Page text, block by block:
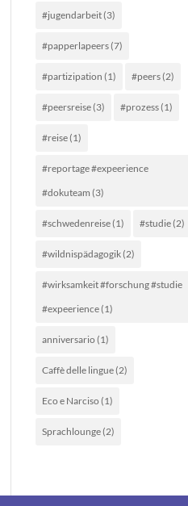
#jugendarbeit(3)
#papperlapeers(7)
#partizipation (1) #peers(2)
#peersreise(3) #prozess(1)
#reise(1)
#reportage #expeerience
#dokuteam (3)
#schwedenreise(1) #studie(2)
#wildnispädagogik(2)
#wirksamkeit #forschung #studie
#expeerience(1)
anniversario (1)
Caffè delle lingue(2)
Eco e Narciso (1)
Sprachlounge(2)